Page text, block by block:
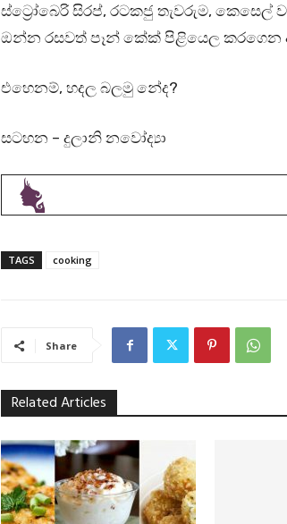
ස්ට්‍රෝබෙරි සිරප්, රටකජු තැවරුම,
ඔන්න රසවත් පෑන් කේක් පිළියෙල කරගෙන
එහෙනම්, හදල බලමු නේද?
සටහන – දුලානි නවෝද්‍යා
TAGS cooking
Share
Related Articles